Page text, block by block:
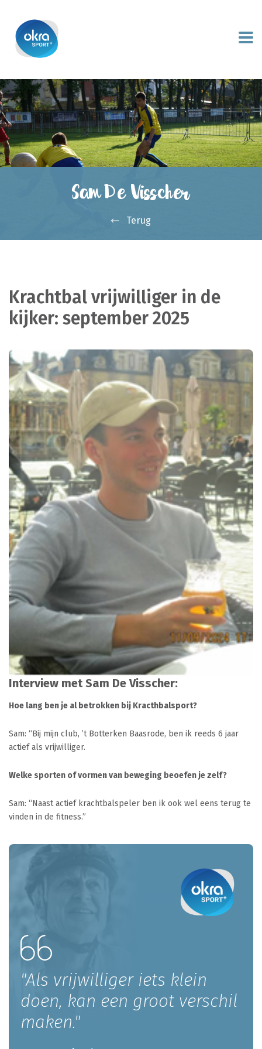
Sam De Visscher
Terug
Krachtbal vrijwilliger in de
kijker: september 2025
Interview met Sam De Visscher:
Hoe lang ben je al betrokken bij Kracthbalsport?
Sam: “Bij mijn club, ’t Botterken Baasrode, ben ik reeds 6 jaar
actief als vrijwilliger.
Welke sporten of vormen van beweging beoefen je zelf?
Sam: “Naast actief krachtbalspeler ben ik ook wel eens terug te
vinden in de fitness.”
"Als vrijwilliger iets klein
doen, kan een groot verschil
maken."